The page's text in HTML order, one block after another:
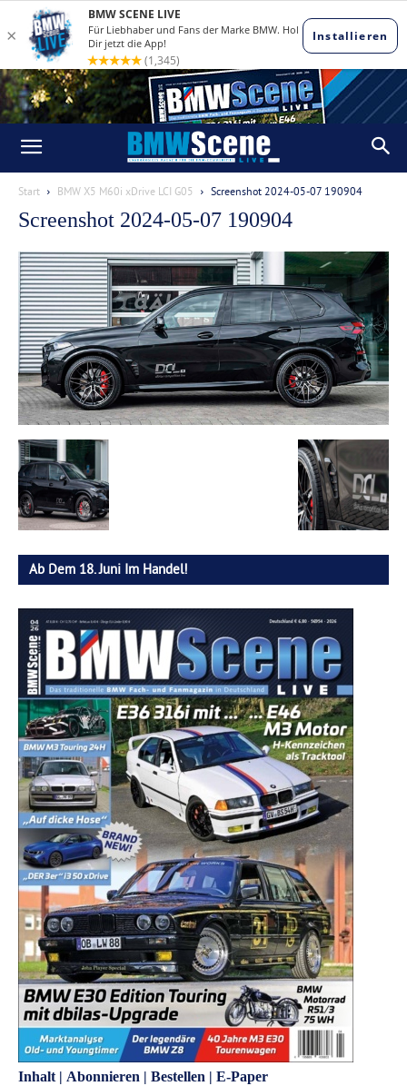
Start BMW X5 M60i xDrive LCI G05 Screenshot 2024-05-07 190904
Screenshot 2024-05-07 190904
Ab Dem 18. Juni Im Handel!
Inhalt | Abonnieren | Bestellen | E-Paper